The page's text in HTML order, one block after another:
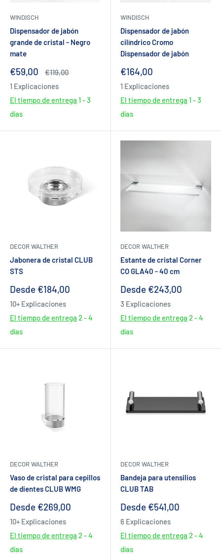
WINDISCH
Dispensador de jabón
grande de cristal - Negro
mate
Precio
venta
€59,00
Precio
€119,00
1 Explicaciones
El tiempo de entrega 1 - 3
días
WINDISCH
Dispensador de jabón
cilíndrico Cromo
Dispensador de jabón
Precio
venta
€164,00
1 Explicaciones
El tiempo de entrega 1 - 3
días
DECOR WALTHER
Jabonera de cristal CLUB
STS
Precio
venta
Desde €184,00
10+ Explicaciones
El tiempo de entrega 2 - 4
días
DECOR WALTHER
Estante de cristal Corner
CO GLA40 - 40 cm
Precio
venta
Desde €243,00
3 Explicaciones
El tiempo de entrega 2 - 4
días
DECOR WALTHER
Vaso de cristal para cepillos
de dientes CLUB WMG
Precio
venta
Desde €269,00
10+ Explicaciones
El tiempo de entrega 2 - 4
días
DECOR WALTHER
Bandeja para utensilios
CLUB TAB
Precio
venta
Desde €541,00
6 Explicaciones
El tiempo de entrega 2 - 4
días